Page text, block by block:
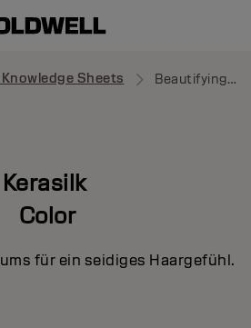
Sheets Beautifying Hair Perfume
Kerasilk
Color
für ein seidiges Haargefühl.